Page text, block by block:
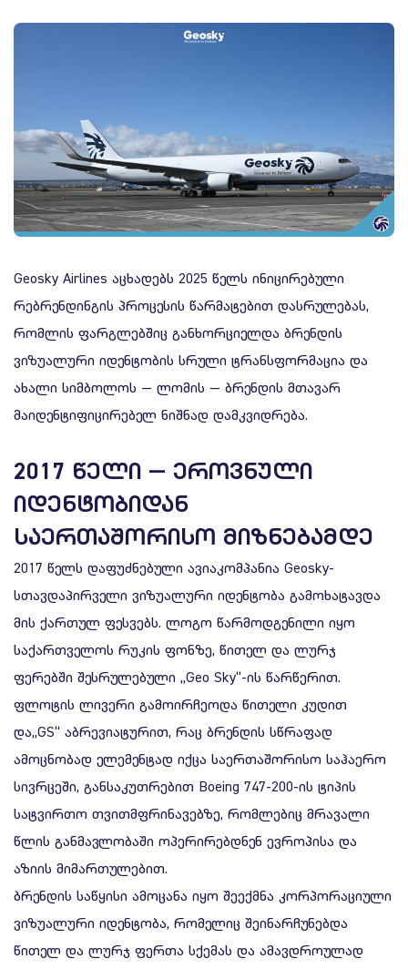
Geosky Airlines აცხადებს 2025 წელს ინიცირებული
რებრენდინგის პროცესის წარმატებით დასრულებას,
რომლის ფარგლებშიც განხორციელდა ბრენდის
ვიზუალური იდენტობის სრული ტრანსფორმაცია და
ახალი სიმბოლოს — ლომის — ბრენდის მთავარ
მაიდენტიფიცირებელ ნიშნად დამკვიდრება.
2017 ᲬᲔᲚᲘ — ᲔᲠᲝᲕᲜᲣᲚᲘ
ᲘᲓᲔᲜᲢᲝᲑᲘᲓᲐᲜ
ᲡᲐᲔᲠᲗᲐᲨᲝᲠᲘᲡᲝ ᲛᲘᲖᲜᲔᲑᲐᲛᲓᲔ
2017 წელს დაფუძნებული ავიაკომპანია Geosky-
სთავდაპირველი ვიზუალური იდენტობა გამოხატავდა
მის ქართულ ფესვებს. ლოგო წარმოდგენილი იყო
საქართველოს რუკის ფონზე, წითელ და ლურჯ
ფერებში შესრულებული „Geo Sky“-ის წარწერით.
ფლოტის ლივერი გამოირჩეოდა წითელი კუდით
და„GS“ აბრევიატურით, რაც ბრენდის სწრაფად
ამოცნობად ელემენტად იქცა საერთაშორისო საჰაერო
სივრცეში, განსაკუთრებით Boeing 747-200-ის ტიპის
სატვირთო თვითმფრინავებზე, რომლებიც მრავალი
წლის განმავლობაში ოპერირებდნენ ევროპისა და
აზიის მიმართულებით.
ბრენდის საწყისი ამოცანა იყო შეექმნა კორპორაციული
ვიზუალური იდენტობა, რომელიც შეინარჩუნებდა
წითელ და ლურჯ ფერთა სქემას და ამავდროულად